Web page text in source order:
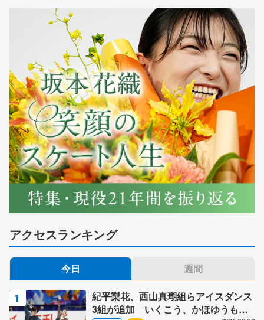
アクセスランキング
今日 週間
紀平梨花、西山真瑚組らアイスダンス
3組が追加 いくこう、かほゆうも、